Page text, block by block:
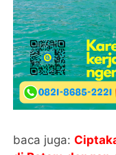
baca juga: